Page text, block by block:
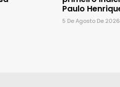
Paulo
5 De Agosto De 2026